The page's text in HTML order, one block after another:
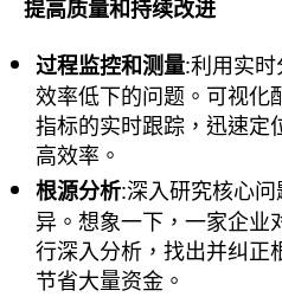
提高质量和持续改进
过程监控和测量:利用实
效率低下的问题。可视化
指标的实时跟踪，迅速定
高效率。
根源分析:深入研究核心
异。想象一下，一家企业
行深入分析，找出并纠正
节省大量资金。